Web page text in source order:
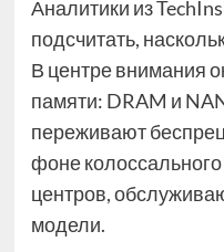
Аналитики из
подсчитать,
В центре внимания
памяти: DRAM и
переживают
фоне
центров,
модели.